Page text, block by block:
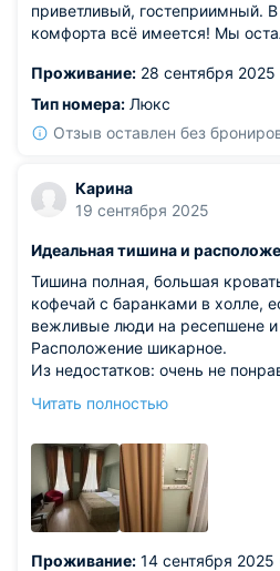
приветливый, гостеприимный.
комфорта всё имеется! Мы
Проживание: 28 сентября
Тип номера: Люкс
Отзыв оставлен без
Карина
19 сентября 2025
Идеальная тишина и
Тишина полная, большая
кофечай с баранками в холле,
вежливые люди на ресепшене
Расположение шикарное.
Из недостатков: очень не
только шторка слабовато, надо
неудобно все в воде. Ну и
завтраки за три дня
творожной запеканки или
добавить.
Читать полностью
Проживание: 14 сентября 2025